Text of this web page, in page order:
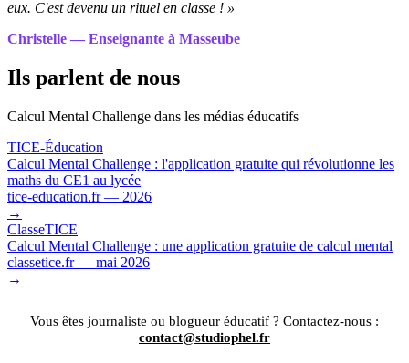
eux. C'est devenu un rituel en classe ! »
Christelle — Enseignante à Masseube
Ils parlent de nous
Calcul Mental Challenge dans les médias éducatifs
TICE-Éducation
Calcul Mental Challenge : l'application gratuite qui révolutionne les
maths du CE1 au lycée
tice-education.fr — 2026
→
ClasseTICE
Calcul Mental Challenge : une application gratuite de calcul mental
classetice.fr — mai 2026
→
Vous êtes journaliste ou blogueur éducatif ? Contactez-nous :
contact@studiophel.fr